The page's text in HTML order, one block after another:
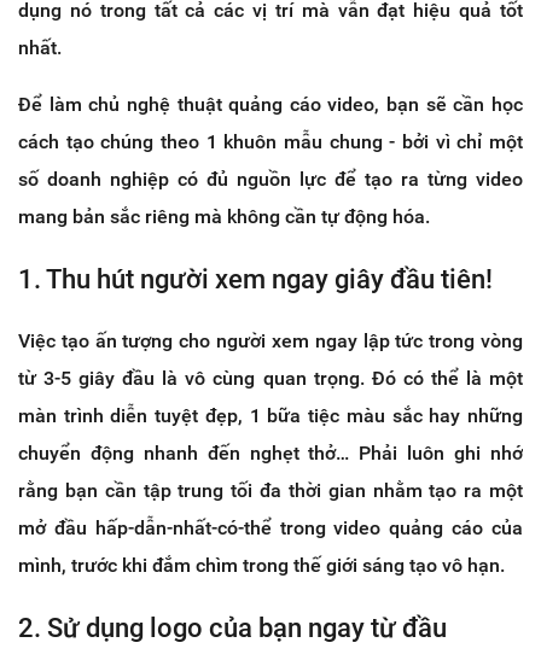
dụng nó trong tất cả các vị trí mà vẫn đạt hiệu quả tốt
nhất.
Để làm chủ nghệ thuật quảng cáo video, bạn sẽ cần học
cách tạo chúng theo 1 khuôn mẫu chung - bởi vì chỉ một
số doanh nghiệp có đủ nguồn lực để tạo ra từng video
mang bản sắc riêng mà không cần tự động hóa.
1. Thu hút người xem ngay giây đầu tiên!
Việc tạo ấn tượng cho người xem ngay lập tức trong vòng
từ 3-5 giây đầu là vô cùng quan trọng. Đó có thể là một
màn trình diễn tuyệt đẹp, 1 bữa tiệc màu sắc hay những
chuyển động nhanh đến nghẹt thở… Phải luôn ghi nhớ
rằng bạn cần tập trung tối đa thời gian nhằm tạo ra một
mở đầu hấp-dẫn-nhất-có-thể trong video quảng cáo của
mình, trước khi đắm chìm trong thế giới sáng tạo vô hạn.
2. Sử dụng logo của bạn ngay từ đầu